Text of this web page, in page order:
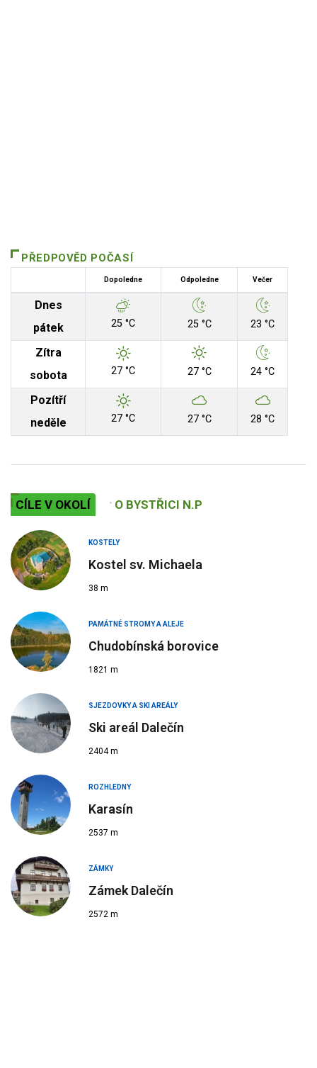
PŘEDPOVĚD POČASÍ
Dopoledne Odpoledne Večer
Dnes
pátek
25 °C 25 °C 23 °C
Zítra
sobota
27 °C 27 °C 24 °C
Pozítří
neděle
27 °C 27 °C 28 °C
CÍLE V OKOLÍ O BYSTŘICI N.P
KOSTELY
Kostel sv. Michaela
38 m
PAMÁTNÉ STROMY A ALEJE
Chudobínská borovice
1821 m
SJEZDOVKY A SKI AREÁLY
Ski areál Dalečín
2404 m
ROZHLEDNY
Karasín
2537 m
ZÁMKY
Zámek Dalečín
2572 m